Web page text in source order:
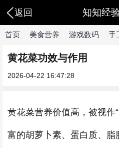
返回 知知经
首页 美食营养 游戏数码 手
黄花菜功效与作用
2026-04-22 16:47:28
黄花菜营养价值高，被视作
富的胡萝卜素、蛋白质、脂